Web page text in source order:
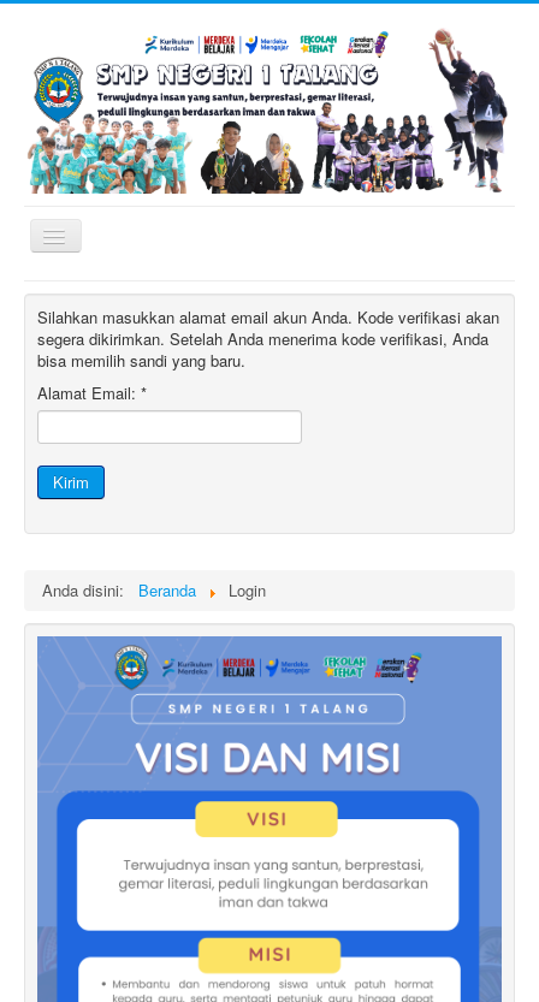
Toggle
Navigation
Profil Sekolah
Stakeholder
Login
E-learning
Hubungi Kami
Galeri Kegiatan
E-Lulus
Survey Kepuasan Masyarakat
Silahkan masukkan alamat email akun Anda. Kode verifikasi akan
segera dikirimkan. Setelah Anda menerima kode verifikasi, Anda
bisa memilih sandi yang baru.
Alamat Email: *
Kirim
Anda disini: Beranda Login